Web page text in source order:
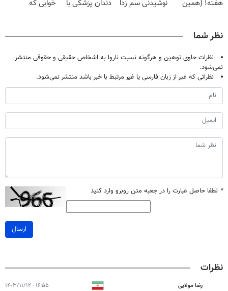
هفته! (همین
نوشیدنی سم زدا
دندان پزشکی با
خوابی که
نظر شما
نظرات حاوی توهین و هرگونه نسبت ناروا به اشخاص حقیقی و حقوقی منتشر
نمی‌شود.
نظراتی که غیر از زبان فارسی یا غیر مرتبط با خبر باشد منتشر نمی‌شود.
* لطفا حاصل عبارت را در جعبه متن روبرو وارد کنید
ارسال
نظرات
رضا مولایی ۱۶:۵۵ - ۱۴۰۳/۱۱/۱۲